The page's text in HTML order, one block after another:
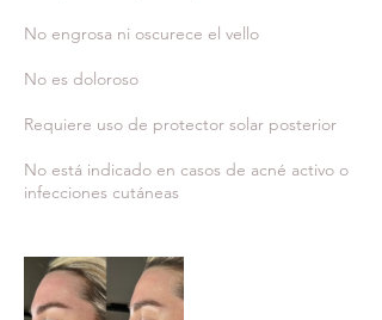
No engrosa ni oscurece el vello
No es doloroso
Requiere uso de protector solar posterior
No está indicado en casos de acné activo o
infecciones cutáneas